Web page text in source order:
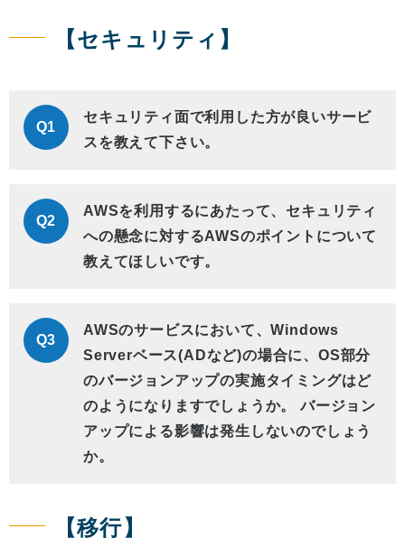
【セキュリティ】
Q1
セキュリティ面で利用した方が良いサービ
スを教えて下さい。
Q2
AWSを利用するにあたって、セキュリティ
への懸念に対するAWSのポイントについて
教えてほしいです。
Q3
AWSのサービスにおいて、Windows
Serverベース(ADなど)の場合に、OS部分
のバージョンアップの実施タイミングはど
のようになりますでしょうか。 バージョン
アップによる影響は発生しないのでしょう
か。
【移行】